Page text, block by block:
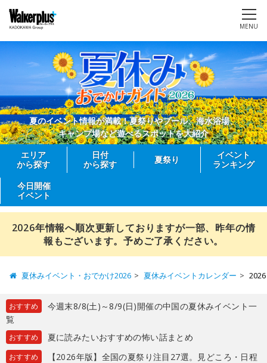
MENU
夏のイベント情報が満載！夏祭りやプール、海水浴場、
キャンプ場など遊べるスポットを大紹介
エリア
から探す
日付
から探す
夏祭り
イベント
ランキング
今日開催
イベント
2026年情報へ順次更新しておりますが一部、昨年の情
報もございます。予めご了承ください。
夏休みイベント・おでかけ2026 夏休みイベントカレンダー
おすすめ
今週末8/8(土)～8/9(日)開催の中国の夏休みイベント一
覧
おすすめ 夏に読みたいおすすめの怖い話まとめ
おすすめ
【2026年版】全国の夏祭り注目27選。見どころ・日程